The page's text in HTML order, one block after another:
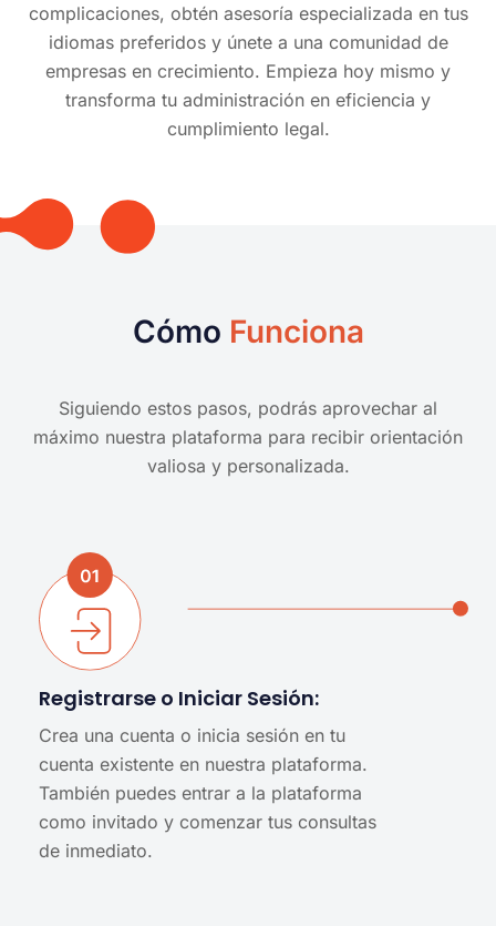
complicaciones, obtén asesoría especializada en tus
idiomas preferidos y únete a una comunidad de
empresas en crecimiento. Empieza hoy mismo y
transforma tu administración en eficiencia y
cumplimiento legal.
Cómo Funciona
Siguiendo estos pasos, podrás aprovechar al
máximo nuestra plataforma para recibir orientación
valiosa y personalizada.
Registrarse o Iniciar Sesión:
Crea una cuenta o inicia sesión en tu
cuenta existente en nuestra plataforma.
También puedes entrar a la plataforma
como invitado y comenzar tus consultas
de inmediato.